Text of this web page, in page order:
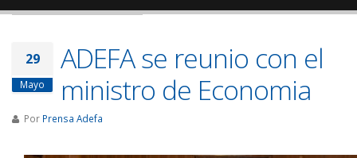
29
Mayo
ADEFA se reunio con el
ministro de Economia
Por Prensa Adefa